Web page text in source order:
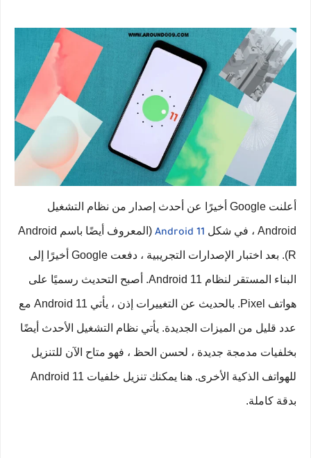
أعلنت Google أخيرًا عن أحدث إصدار من نظام التشغيل
Android ، في شكل Android 11 (المعروف أيضًا باسم Android
R). بعد اختبار الإصدارات التجريبية ، دفعت Google أخيرًا إلى
البناء المستقر لنظام Android 11. أصبح التحديث رسميًا على
هواتف Pixel. بالحديث عن التغييرات إذن ، يأتي Android 11 مع
عدد قليل من الميزات الجديدة. يأتي نظام التشغيل الأحدث أيضًا
بخلفيات مدمجة جديدة ، لحسن الحظ ، فهو متاح الآن للتنزيل
للهواتف الذكية الأخرى. هنا يمكنك تنزيل خلفيات Android 11
بدقة كاملة.